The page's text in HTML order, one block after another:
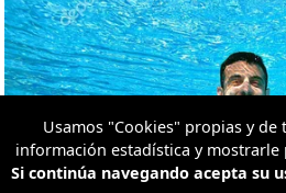
Usamos "Cookies" propias y
información estadística y
Si continúa navegando acepta su